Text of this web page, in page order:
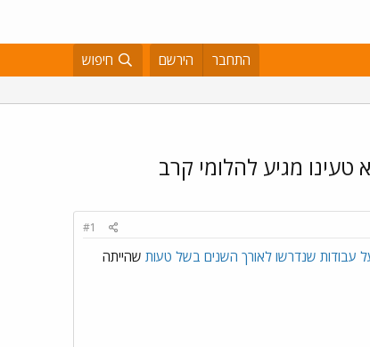
התחבר הירשם חיפוש
מגיע להלומי קרב
#1
עבודות שנדרשו לאורך השנים בשל טעות שהייתה